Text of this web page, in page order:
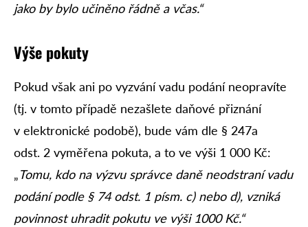
jako by bylo učiněno řádně a včas.“
Výše pokuty
Pokud však ani po vyzvání vadu podání neopravíte
(tj. v tomto případě nezašlete daňové přiznání
v elektronické podobě), bude vám dle § 247a
odst. 2 vyměřena pokuta, a to ve výši 1 000 Kč:
„Tomu, kdo na výzvu správce daně neodstraní vadu
podání podle § 74 odst. 1 písm. c) nebo d), vzniká
povinnost uhradit pokutu ve výši 1000 Kč.“